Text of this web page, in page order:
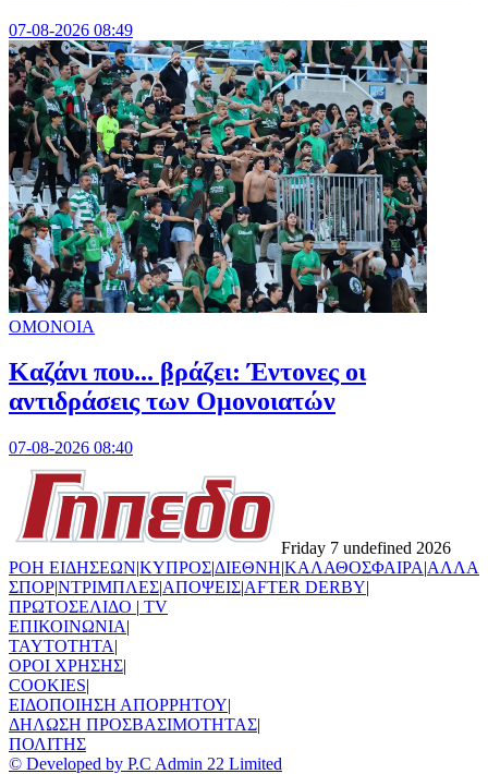
07-08-2026 08:49
ΟΜΟΝΟΙΑ
Καζάνι που... βράζει: Έντονες οι
αντιδράσεις των Ομονοιατών
07-08-2026 08:40
Friday 7 undefined 2026
ΡΟΗ ΕΙΔΗΣΕΩΝ|ΚΥΠΡΟΣ|ΔΙΕΘΝΗ|ΚΑΛΑΘΟΣΦΑΙΡΑ|ΑΛΛΑ
ΣΠΟΡ|ΝΤΡΙΜΠΛΕΣ|ΑΠΟΨΕΙΣ|AFTER DERBY|
ΠΡΩΤΟΣΕΛΙΔΟ | TV
ΕΠΙΚΟΙΝΩΝΙΑ|
TAYTOTHTA|
ΟΡΟΙ ΧΡΗΣΗΣ|
COOKIES|
ΕΙΔΟΠΟΙΗΣΗ ΑΠΟΡΡΗΤΟΥ|
ΔΗΛΩΣΗ ΠΡΟΣΒΑΣΙΜΟΤΗΤΑΣ|
ΠΟΛΙΤΗΣ
© Developed by P.C Admin 22 Limited